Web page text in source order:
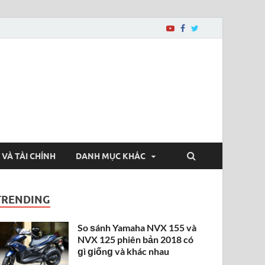
TÀI CHÍNH DANH MỤC KHÁC
So ѕánh Yamaha NVX 155 và
NVX 125 phiên bản 2018 có
ɡì ɡiốnɡ và khác nhau